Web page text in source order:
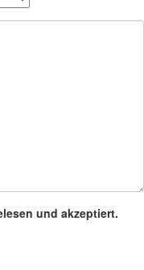
und akzeptiert.